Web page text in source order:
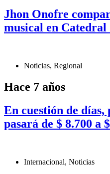
Jhon Onofre
musical en Catedral
Noticias, Regional
Hace 7 años
En cuestión de días,
pasará de $ 8.700 a
Internacional, Noticias